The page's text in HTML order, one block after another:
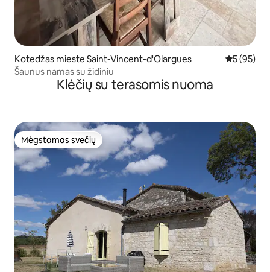
Kotedžas mieste Saint-Vincent-d'Olargues Vidutinis
5 (95)
Šaunus namas su židiniu
Klėčių su terasomis nuoma
Mėgstamas svečių
Mėgstamas svečių